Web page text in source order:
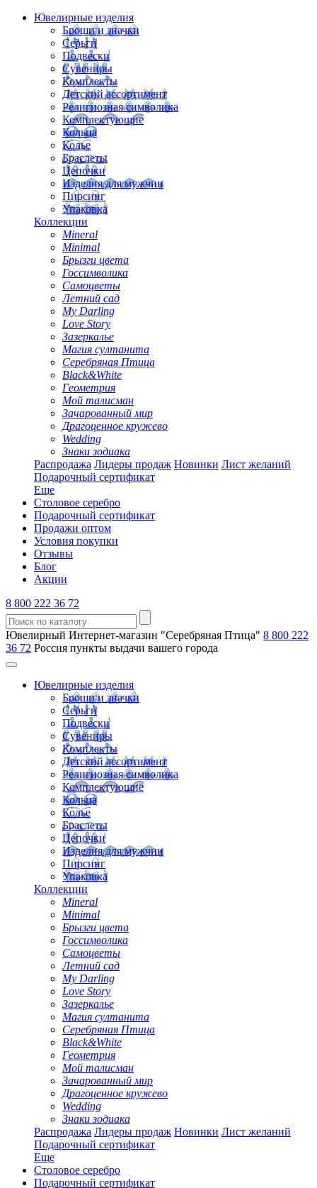
Ювелирные изделия
Броши и значки
Серьги
Подвески
Сувениры
Комплекты
Детский ассортимент
Религиозная символика
Комплектующие
Кольца
Колье
Браслеты
Цепочки
Изделия для мужчин
Пирсинг
Упаковка
Коллекции
Mineral
Minimal
Брызги цвета
Госсимволика
Самоцветы
Летний сад
My Darling
Love Story
Зазеркалье
Магия султанита
Серебряная Птица
Black&White
Геометрия
Мой талисман
Зачарованный мир
Драгоценное кружево
Wedding
Знаки зодиака
Распродажа Лидеры продаж Новинки Лист желаний
Подарочный сертификат
Еще
Столовое серебро
Подарочный сертификат
Продажи оптом
Условия покупки
Отзывы
Блог
Акции
8 800 222 36 72
Ювелирный Интернет-магазин "Серебряная Птица" 8 800 222
36 72 Россия пункты выдачи вашего города
Ювелирные изделия
Броши и значки
Серьги
Подвески
Сувениры
Комплекты
Детский ассортимент
Религиозная символика
Комплектующие
Кольца
Колье
Браслеты
Цепочки
Изделия для мужчин
Пирсинг
Упаковка
Коллекции
Mineral
Minimal
Брызги цвета
Госсимволика
Самоцветы
Летний сад
My Darling
Love Story
Зазеркалье
Магия султанита
Серебряная Птица
Black&White
Геометрия
Мой талисман
Зачарованный мир
Драгоценное кружево
Wedding
Знаки зодиака
Распродажа Лидеры продаж Новинки Лист желаний
Подарочный сертификат
Еще
Столовое серебро
Подарочный сертификат